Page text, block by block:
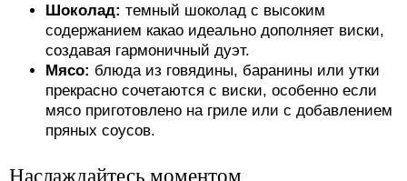
Шоколад: темный шоколад с высоким
содержанием какао идеально дополняет виски,
создавая гармоничный дуэт.
Мясо: блюда из говядины, баранины или утки
прекрасно сочетаются с виски, особенно если
мясо приготовлено на гриле или с добавлением
пряных соусов.
Наслаждайтесь моментом